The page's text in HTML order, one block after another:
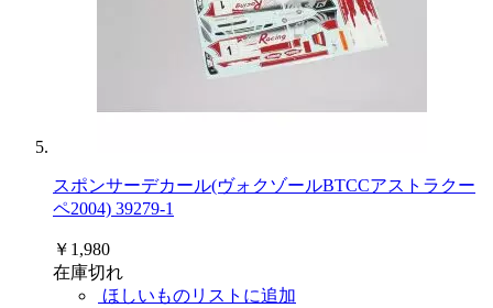
スポンサーデカール(ヴォクゾールBTCCアストラクー
ペ2004) 39279-1
￥1,980
在庫切れ
ほしいものリストに追加